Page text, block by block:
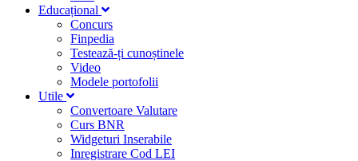
Educațional
Concurs
Finpedia
Testează-ți cunoștinele
Video
Modele portofolii
Utile
Convertoare Valutare
Curs BNR
Widgeturi Inserabile
Inregistrare Cod LEI